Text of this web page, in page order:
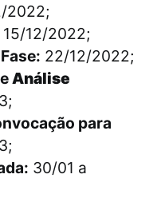
2022;
15/12/2022;
22/12/2022;
Análise
para
30/01 a